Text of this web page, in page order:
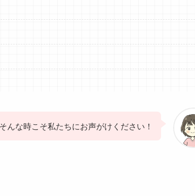
そんな時こそ私たちにお声がけください！